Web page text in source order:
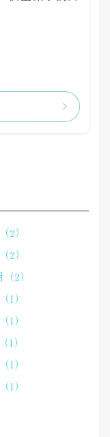
2）
2）
2）
1）
1）
1）
1）
1）